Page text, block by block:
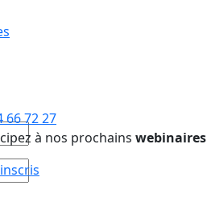
66 72 27
à nos prochains webinaires